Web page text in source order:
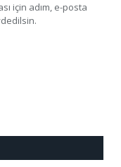
için adım, e-posta